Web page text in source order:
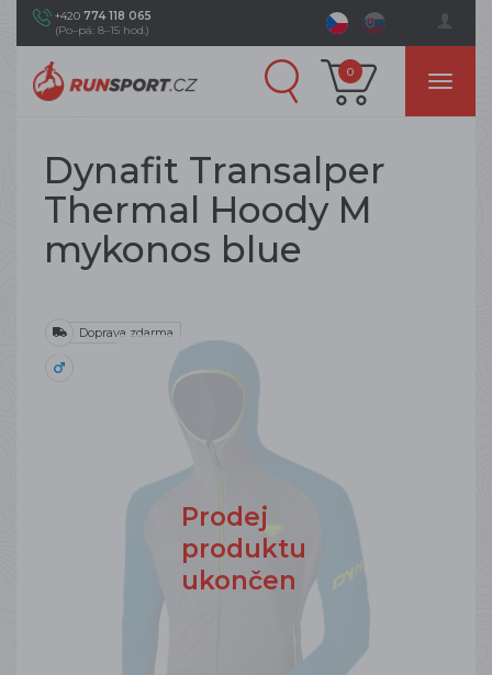
+420 774 118 065
(Po–pá: 8–15 hod.)
0
Dynafit Transalper
Thermal Hoody M
mykonos blue
Doprava zdarma
Prodej
produktu
ukončen